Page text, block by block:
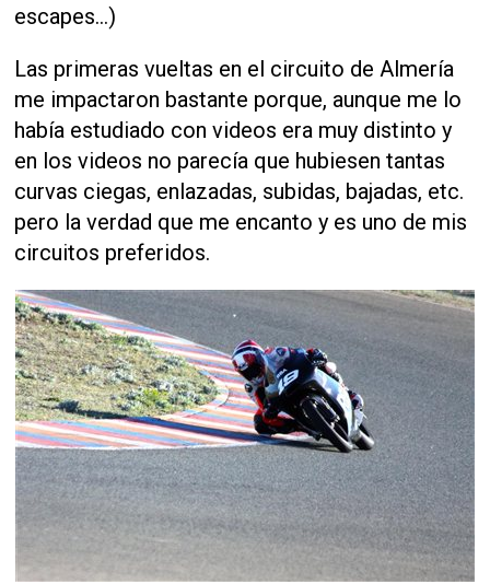
escapes...)
Las primeras vueltas en el circuito de Almería
me impactaron bastante porque, aunque me lo
había estudiado con videos era muy distinto y
en los videos no parecía que hubiesen tantas
curvas ciegas, enlazadas, subidas, bajadas, etc.
pero la verdad que me encanto y es uno de mis
circuitos preferidos.